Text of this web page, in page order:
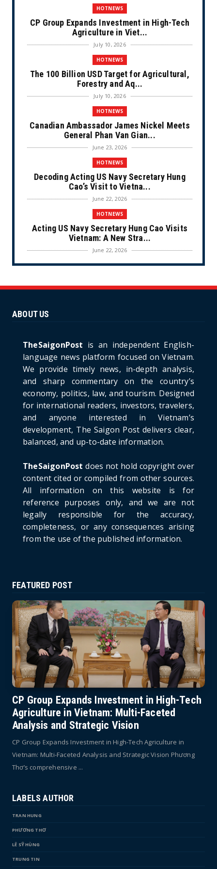
HOTNEWS
CP Group Expands Investment in High-Tech
Agriculture in Viet...
July 10, 2026
HOTNEWS
The 100 Billion USD Target for Agricultural,
Forestry and Aq...
July 10, 2026
HOTNEWS
Canadian Ambassador James Nickel Meets
General Phan Van Gian...
June 23, 2026
HOTNEWS
Decoding Acting US Navy Secretary Hung
Cao’s Visit to Vietna...
June 22, 2026
HOTNEWS
Acting US Navy Secretary Hung Cao Visits
Vietnam: A New Stra...
June 22, 2026
CULTURE
Ninh Bride Re-enacts...
Project: An Analysi...
June 21, 2026
HOTNEWS
Detailed Analysis of the Cooling-off Period
Law in Timeshare...
June 21, 2026
HOTNEWS
Prime Minister Lê Minh Hưng’s Visit to
Russia: A New Step Fo...
HOTNEWS
Politburo: Strictly Handle Acts of Using
Pirated Software, C...
June 21, 2026
ABOUT US
TheSaigonPost is an independent English-
language news platform focused on Vietnam.
We provide timely news, in-depth analysis,
and sharp commentary on the country’s
economy, politics, law, and tourism. Designed
for international readers, investors, travelers,
and anyone interested in Vietnam’s
development, The Saigon Post delivers clear,
balanced, and up-to-date information.
TheSaigonPost does not hold copyright over
content cited or compiled from other sources.
All information on this website is for
reference purposes only, and we are not
legally responsible for the accuracy,
completeness, or any consequences arising
from the use of the published information.
FEATURED POST
CP Group Expands Investment in High-Tech
Agriculture in Vietnam: Multi-Faceted
Analysis and Strategic Vision
CP Group Expands Investment in High-Tech Agriculture in
Vietnam: Multi-Faceted Analysis and Strategic Vision Phương
Thơ’s comprehensive ...
LABELS AUTHOR
TRAN HUNG
PHƯƠNG THƠ
LÊ SỸ HÙNG
TRUNG TIN